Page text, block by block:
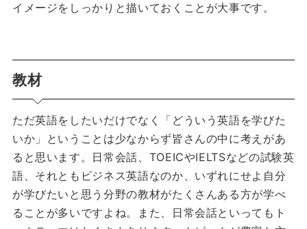
イメージをしっかりと描いておくことが大事です。
教材
ただ英語をしたいだけでなく「どういう英語を学びた
いか」ということは少なからず皆さんの中に考えがあ
ると思います。日常会話、TOEICやIELTSなどの試験英
語、それともビジネス英語なのか、いずれにせよ自分
が学びたいと思う分野の教材がたくさんある方が学べ
ることが多いですよね。また、日常会話といってもト